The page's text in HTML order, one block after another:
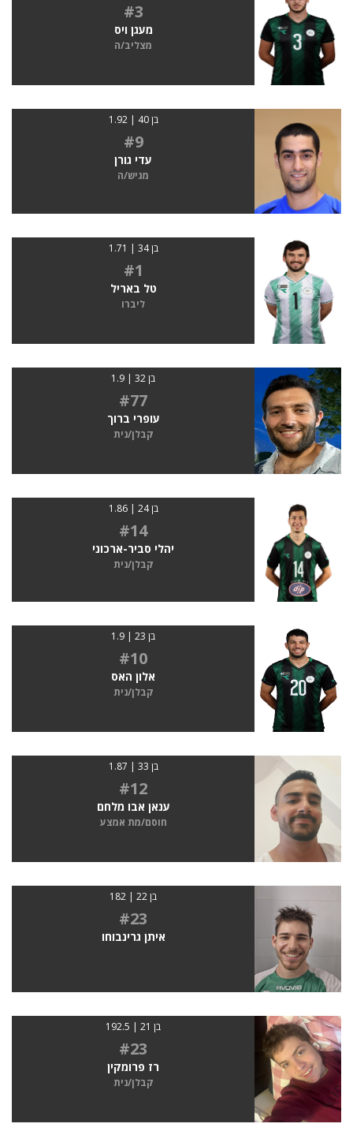
#3
מעגן ויס
מצליב/ה
בן 40 | 1.92
#9
עדי גורן
מגיש/ה
בן 34 | 1.71
#1
טל באריל
ליברו
בן 32 | 1.9
#77
עופרי ברוך
קבלן/נית
בן 24 | 1.86
#14
יהלי סביר-ארכוני
קבלן/נית
בן 23 | 1.9
#10
אלון האס
קבלן/נית
בן 33 | 1.87
#12
ענאן אבו מלחם
חוסם/מת אמצע
בן 22 | 182
#23
איתן גרינבוחו
בן 21 | 192.5
#23
רז פרומקין
קבלן/נית